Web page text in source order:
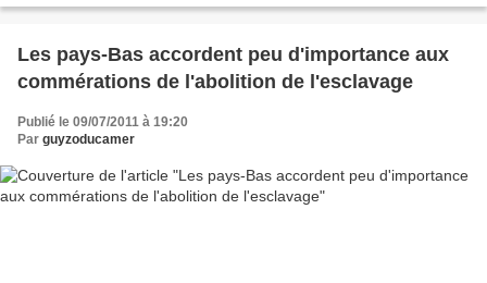
Les pays-Bas accordent peu d'importance aux
commérations de l'abolition de l'esclavage
Publié le 09/07/2011 à 19:20
Par guyzoducamer